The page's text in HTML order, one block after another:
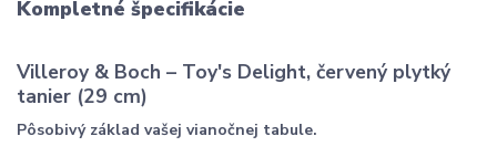
Kompletné špecifikácie
Villeroy & Boch – Toy's Delight, červený plytký
tanier (29 cm)
Pôsobivý základ vašej vianočnej tabule.